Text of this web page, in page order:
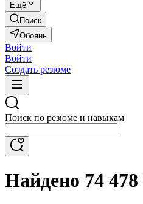
Ещё
Поиск
Обоянь
Войти
Войти
Создать резюме
Поиск по резюме и навыкам
Найдено 74